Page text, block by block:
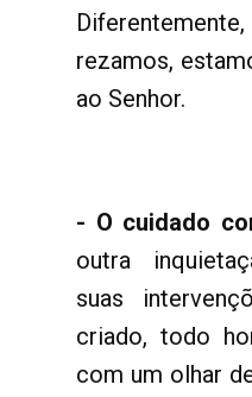
rezamos,
ao Senhor.
- O cuidado
outra
suas
criado, todo
com um olhar